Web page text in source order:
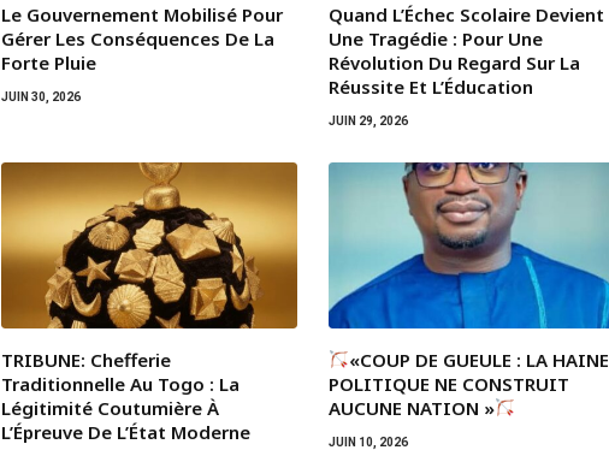
Le Gouvernement Mobilisé Pour
Gérer Les Conséquences De La
Forte Pluie
JUIN 30, 2026
Quand L’Échec Scolaire Devient
Une Tragédie : Pour Une
Révolution Du Regard Sur La
Réussite Et L’Éducation
JUIN 29, 2026
TRIBUNE: Chefferie
Traditionnelle Au Togo : La
Légitimité Coutumière À
L’Épreuve De L’État Moderne
«COUP DE GUEULE : LA HAINE
POLITIQUE NE CONSTRUIT
AUCUNE NATION »
JUIN 10, 2026